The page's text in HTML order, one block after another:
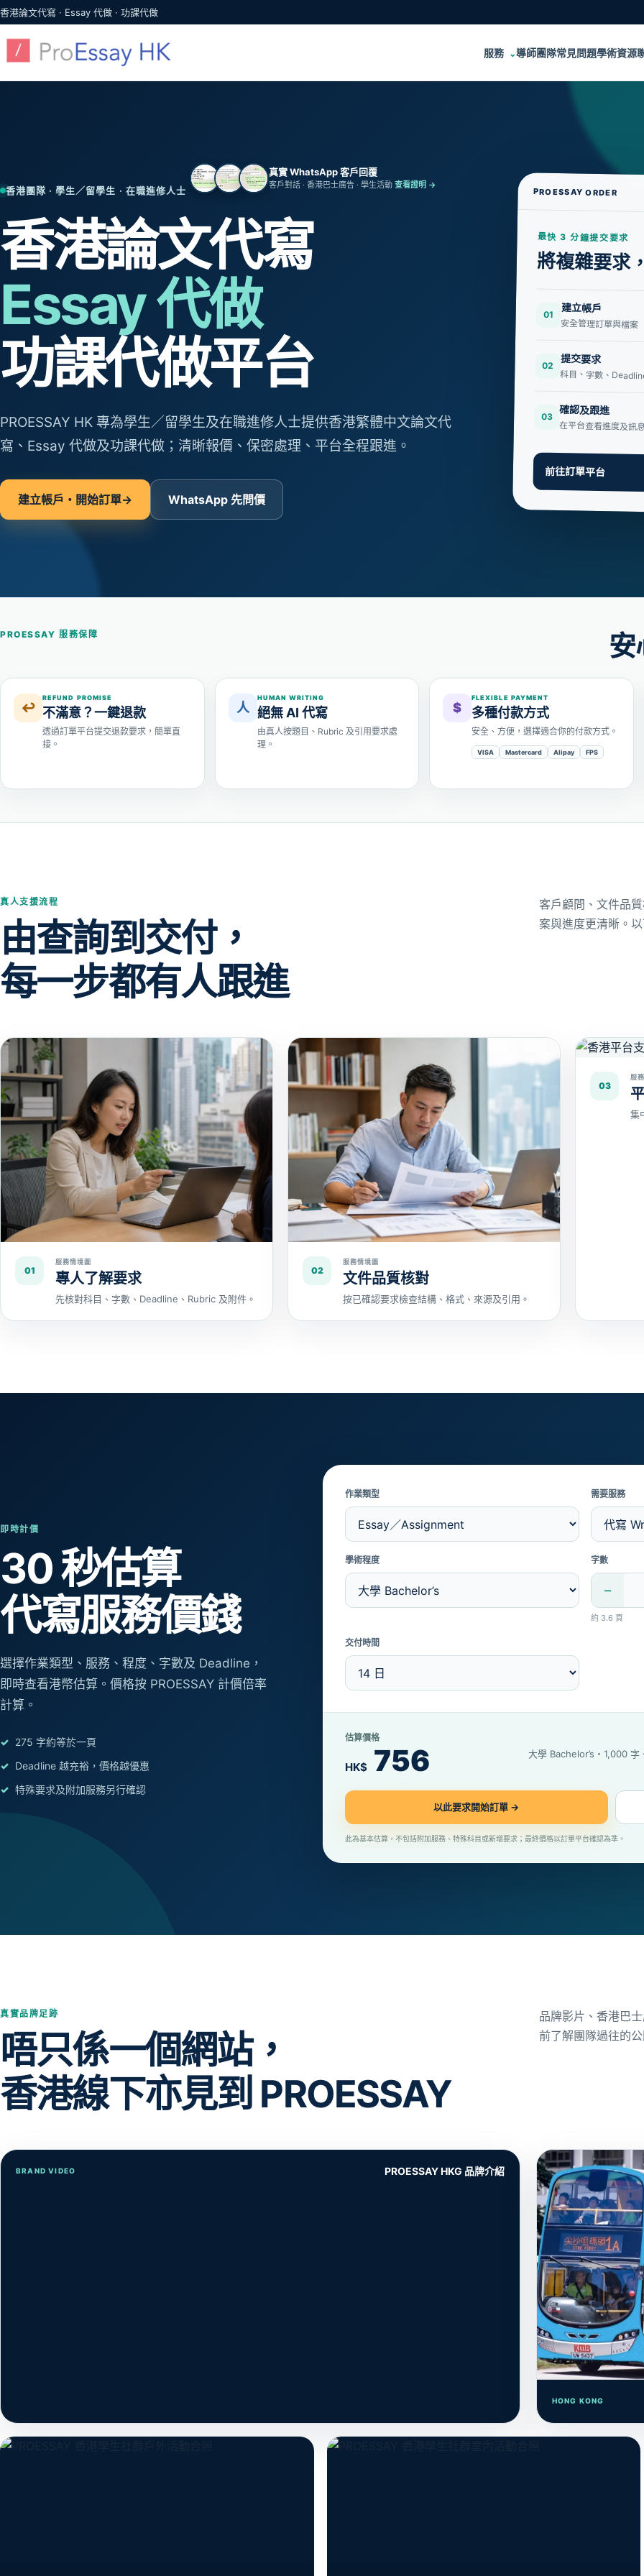
跳至主要內容
香港論文代寫 · Essay 代做 · 功課代做
服務 ⌄導師團隊常見問題學術資源
香港團隊 · 學生／留學生 · 在職進修人士
真實 WhatsApp 客戶回覆
客戶對話 · 香港巴士廣告 · 學生活動 查看證明 →
香港論文代寫
Essay 代做
功課代做平台
PROESSAY HK 專為學生／留學生及在職進修人士提供香港繁體中文論文代
寫、Essay 代做及功課代做；清晰報價、保密處理、平台全程跟進。
建立帳戶・開始訂單→ WhatsApp 先問價
PROESSAY ORDER
最快 3 分鐘提交要求
將複雜要求
01
建立帳戶
安全管理訂單與檔案
02
提交要求
科目、字數、
03 確認及跟進
在平台查看進度及訊
前往訂單平台
PROESSAY 服務保障 安
↩
REFUND PROMISE
不滿意？一鍵退款
透過訂單平台提交退款要求，簡單直
接。
人
HUMAN WRITING
絕無 AI 代寫
由真人按題目、Rubric 及引用要求處
理。
$
FLEXIBLE PAYMENT
多種付款方式
安全、方便，選擇適合你的付款方式。
VISA Mastercard Alipay FPS
真人支援流程
由查詢到交付，
每一步都有人跟進
客戶顧問、文件品
案與進度更清晰。
01
服務情境圖
專人了解要求
先核對科目、字數、Deadline、Rubric 及附件。
02
服務情境圖
文件品質核對
按已確認要求檢查結構、格式、來源及引用。
03
服
集
即時計價
30 秒估算
代寫服務價錢
選擇作業類型、服務、程度、字數及 Deadline，
即時查看港幣估算。價格按 PROESSAY 計價倍率
計算。
275 字約等於一頁
Deadline 越充裕，價格越優惠
特殊要求及附加服務另行確認
作業類型 需要服務
學術程度 字數
−
約 3.6 頁
交付時間
估算價格
HK$ 756 大學 Bachelor’s・1,000 字
以此要求開始訂單 →
此為基本估算，不包括附加服務、特殊科目或新增要求；最終價格以訂單平台確認為準。
真實品牌足跡
唔只係一個網站，
香港線下亦見到 PROESSAY
品牌影片、香港巴
前了解團隊過往的
BRAND VIDEO PROESSAY HKG 品牌介紹
HONG KONG